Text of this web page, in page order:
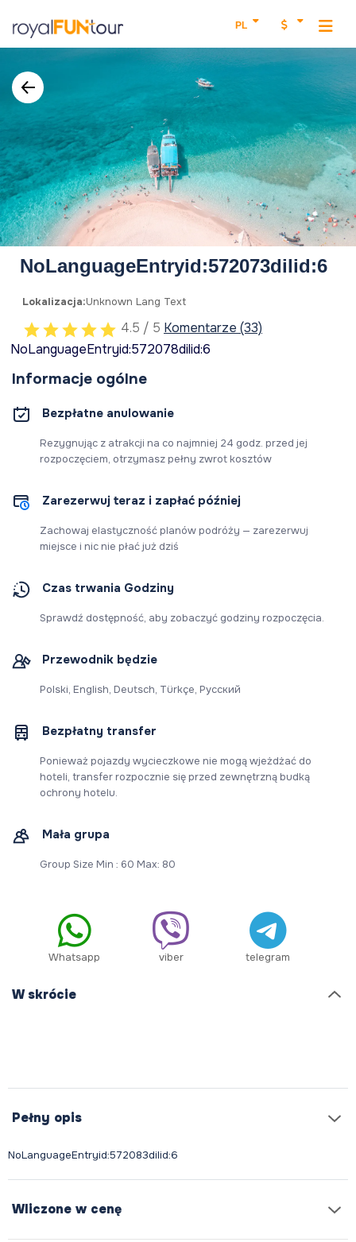
PL
NoLanguageEntryid:572073dilid:6
Lokalizacja:Unknown Lang Text
4.5 / 5 Komentarze (33)
NoLanguageEntryid:572078dilid:6
Informacje ogólne
Bezpłatne anulowanie
Rezygnując z atrakcji na co najmniej 24 godz. przed jej
rozpoczęciem, otrzymasz pełny zwrot kosztów
Zarezerwuj teraz i zapłać później
Zachowaj elastyczność planów podróży — zarezerwuj
miejsce i nic nie płać już dziś
Czas trwania Godziny
Sprawdź dostępność, aby zobaczyć godziny rozpoczęcia.
Przewodnik będzie
Polski, English, Deutsch, Türkçe, Русский
Bezpłatny transfer
Ponieważ pojazdy wycieczkowe nie mogą wjeżdżać do
hoteli, transfer rozpocznie się przed zewnętrzną budką
ochrony hotelu.
Mała grupa
Group Size Min : 60 Max: 80
Whatsapp viber telegram
W skrócie
Pełny opis
Wliczone w cenę